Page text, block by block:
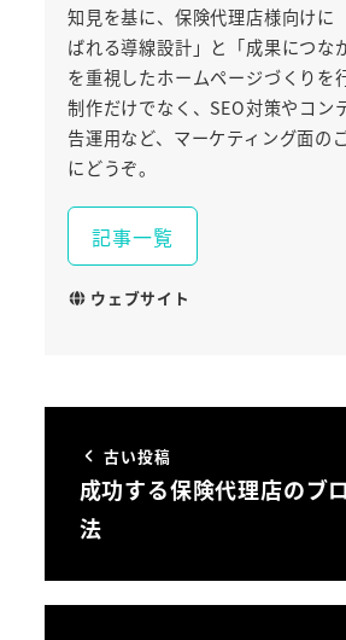
知見を基に、保険代理店様向けに
ばれる導線設計」と「成果につな
を重視したホームページづくりを
制作だけでなく、SEO対策やコン
告運用など、マーケティング面の
にどうぞ。
記事一覧
ウェブサイト
古い投稿
成功する保険代理店のブ
法